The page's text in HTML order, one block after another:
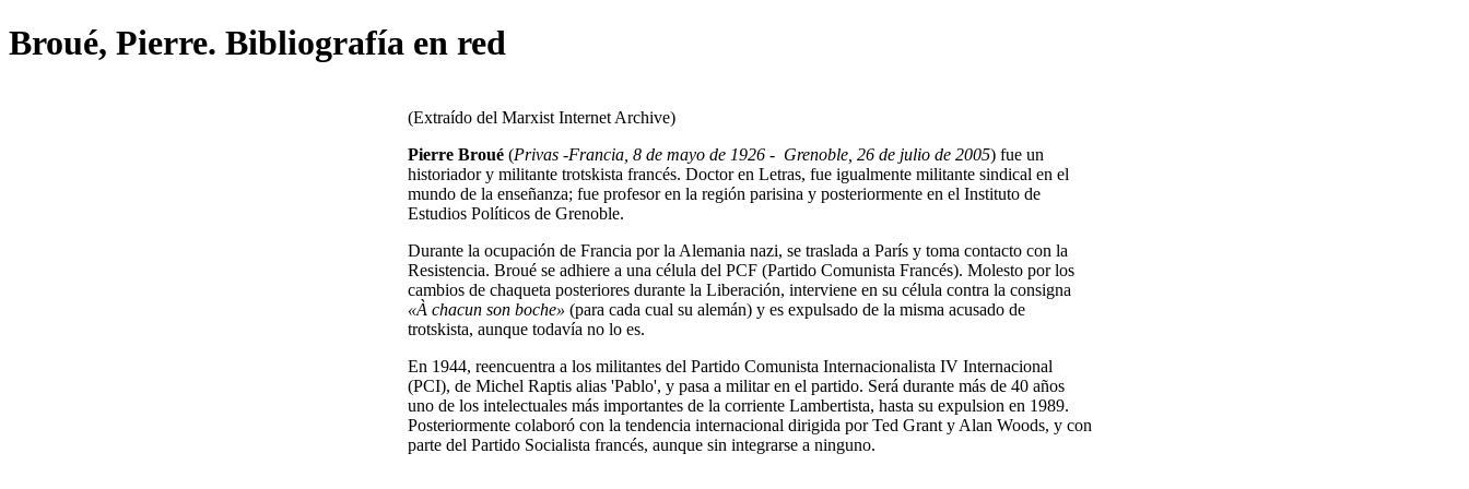
Broué, Pierre. Bibliografía en red
(Extraído del Marxist Internet Archive)
Pierre Broué (Privas -Francia, 8 de mayo de 1926 - Grenoble, 26 de julio de 2005) fue un
historiador y militante trotskista francés. Doctor en Letras, fue igualmente militante sindical en el
mundo de la enseñanza; fue profesor en la región parisina y posteriormente en el Instituto de
Estudios Políticos de Grenoble.
Durante la ocupación de Francia por la Alemania nazi, se traslada a París y toma contacto con la
Resistencia. Broué se adhiere a una célula del PCF (Partido Comunista Francés). Molesto por los
cambios de chaqueta posteriores durante la Liberación, interviene en su célula contra la consigna
«À chacun son boche» (para cada cual su alemán) y es expulsado de la misma acusado de
trotskista, aunque todavía no lo es.
En 1944, reencuentra a los militantes del Partido Comunista Internacionalista IV Internacional
(PCI), de Michel Raptis alias 'Pablo', y pasa a militar en el partido. Será durante más de 40 años
uno de los intelectuales más importantes de la corriente Lambertista, hasta su expulsion en 1989.
Posteriormente colaboró con la tendencia internacional dirigida por Ted Grant y Alan Woods, y con
parte del Partido Socialista francés, aunque sin integrarse a ninguno.